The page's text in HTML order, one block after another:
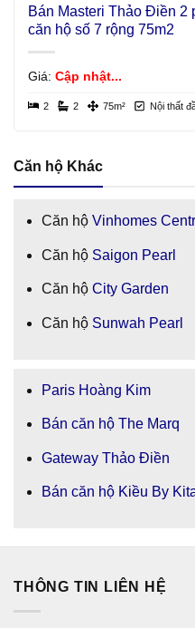
Bán Masteri Thảo Điền 2
căn hộ số 7 rộng 75m2
Giá: Cập nhật...
2 2 75m² Nội thất
Căn hộ Khác
Căn hộ Vinhomes
Căn hộ Saigon Pearl
Căn hộ City Garden
Căn hộ Sunwah Pearl
Paris Hoàng Kim
Bán căn hộ The Marq
Gateway Thảo Điền
Bán căn hộ Kiều By
THÔNG TIN LIÊN HỆ